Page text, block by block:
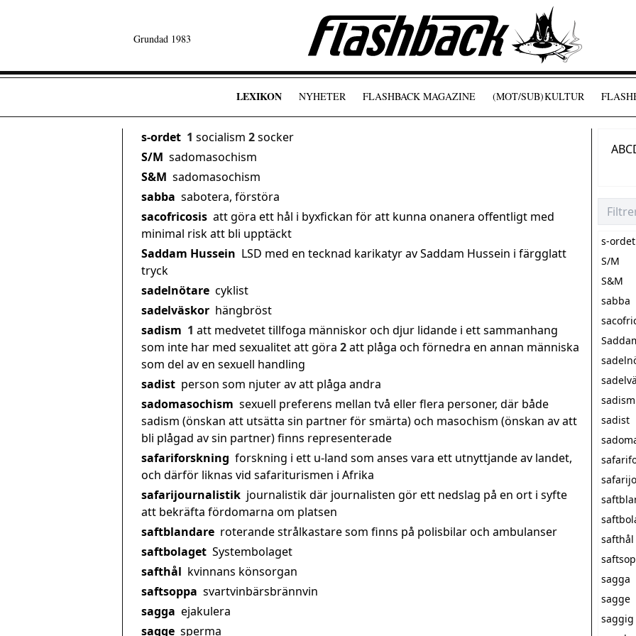
Grundad 1983
LEXIKON NYHETER FLASHBACK MAGAZINE (MOT/SUB)KULTUR
s-ordet 1 socialism 2socker
S/M sadomasochism
S&M sadomasochism
sabba sabotera, förstöra
sacofricosis att göra ett hål i byxfickan för att kunna onanera offentligt med
minimal risk att bli upptäckt
Saddam Hussein LSD med en tecknad karikatyr av Saddam Hussein i färgglatt
tryck
sadelnötare cyklist
sadelväskor hängbröst
sadism 1 att medvetet tillfoga människor och djur lidande i ett sammanhang
som inte har med sexualitet att göra 2att plåga och förnedra en annan människa
som del av en sexuell handling
sadist person som njuter av att plåga andra
sadomasochism sexuell preferens mellan två eller flera personer, där både
sadism (önskan att utsätta sin partner för smärta) och masochism (önskan av att
bli plågad av sin partner) finns representerade
safariforskning forskning i ett u-land som anses vara ett utnyttjande av landet,
och därför liknas vid safariturismen i Afrika
safarijournalistik journalistik där journalisten gör ett nedslag på en ort i syfte
att bekräfta fördomarna om platsen
saftblandare roterande strålkastare som finns på polisbilar och ambulanser
saftbolaget Systembolaget
safthål kvinnans könsorgan
saftsoppa svartvinbärsbrännvin
sagga ejakulera
sagge sperma
ABC
s-ordet
S/M
S&M
sabba
sadism
sadist
safthål
sagga
sagge
saggig